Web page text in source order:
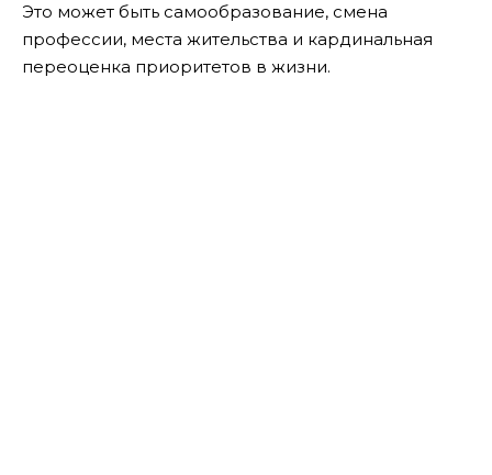
Это может быть самообразование, смена
профессии, места жительства и кардинальная
переоценка приоритетов в жизни.